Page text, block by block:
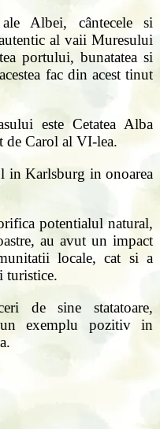
Albei, cântecele si
al vaii Muresului
portului, bunatatea si
fac din acest tinut
este Cetatea Alba
de Carol al VI-lea.
in Karlsburg in onoarea
potentialul natural,
au avut un impact
locale, cat si a
turistice.
de sine statatoare,
exemplu pozitiv in